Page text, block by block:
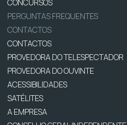
CONCURSOS
PERGUNTAS FREQUENTES
CONTACTOS
CONTACTOS
PROVEDORA DO TELESPECTADOR
PROVEDORA DO OUVINTE
ACESSIBILIDADES
SATÉLITES
A EMPRESA